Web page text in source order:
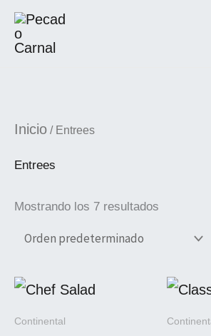
Inicio / Entrees
Entrees
Mostrando los 7 resultados
Continental